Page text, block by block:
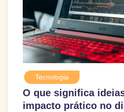
Tecnologia
O que significa
impacto prático no